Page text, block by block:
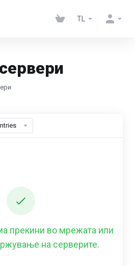
TL
прекини во мрежата или
на серверите.